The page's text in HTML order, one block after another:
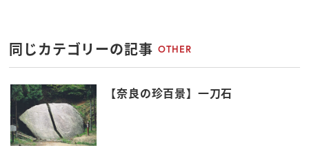
同じカテゴリーの記事 OTHER
【奈良の珍百景】一刀石